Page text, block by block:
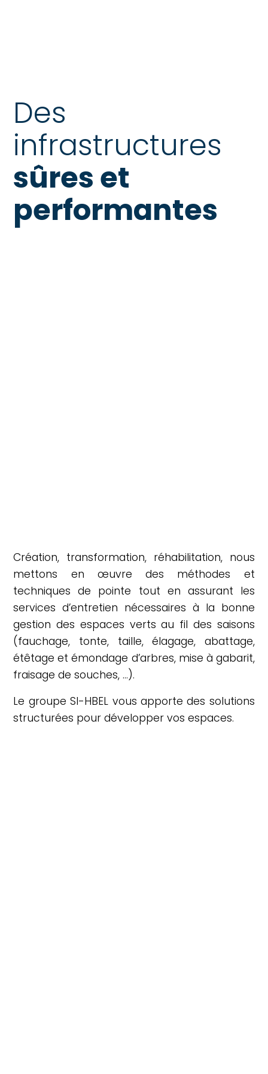
Des
infrastructures
sûres et
performantes
Création, transformation, réhabilitation, nous
mettons en œuvre des méthodes et
techniques de pointe tout en assurant les
services d’entretien nécessaires à la bonne
gestion des espaces verts au fil des saisons
(fauchage, tonte, taille, élagage, abattage,
étêtage et émondage d’arbres, mise à gabarit,
fraisage de souches, …).
Le groupe SI-HBEL vous apporte des solutions
structurées pour développer vos espaces.